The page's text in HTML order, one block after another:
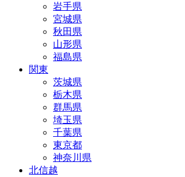
岩手県
宮城県
秋田県
山形県
福島県
関東
茨城県
栃木県
群馬県
埼玉県
千葉県
東京都
神奈川県
北信越